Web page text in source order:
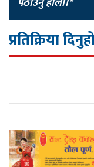
प्रतिक्रिया